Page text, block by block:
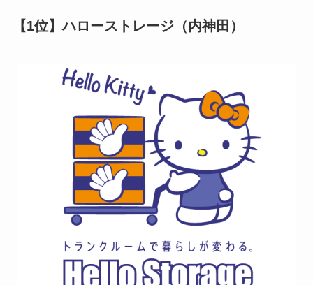
【1位】ハローストレージ（内神田）